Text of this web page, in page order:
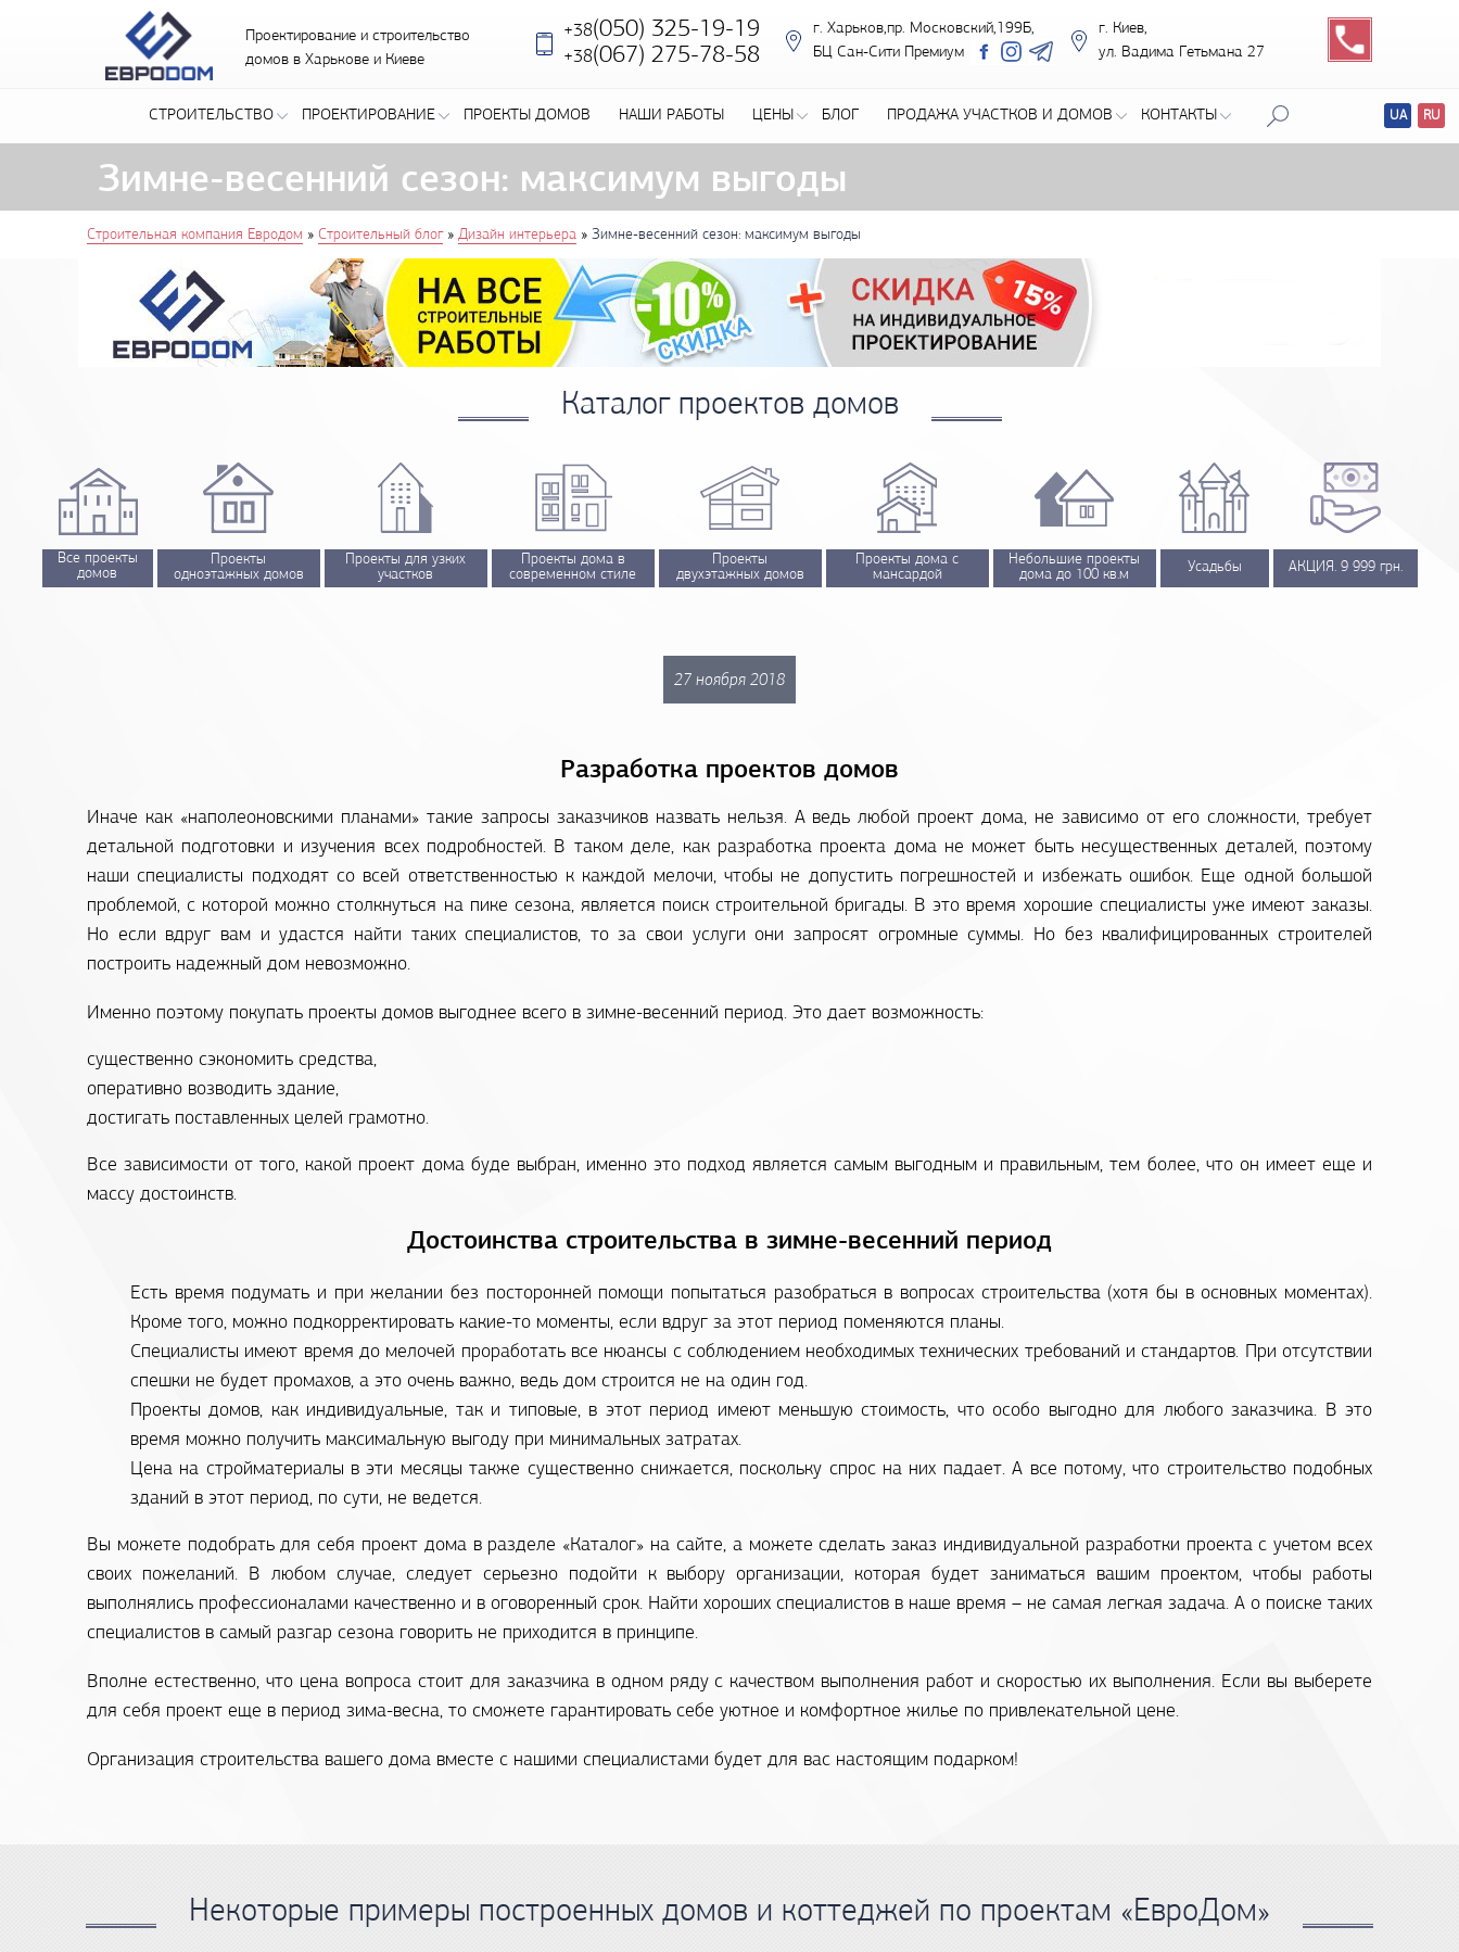
Проектирование и строительство
домов в Харькове и Киеве
+38(050) 325-19-19
+38‎(067) 275-78-58
г. Харьков,пр. Московский,199Б,
БЦ Сан-Сити Премиум
г. Киев,
ул. Вадима Гетьмана 27
СТРОИТЕЛЬСТВО ПРОЕКТИРОВАНИЕ ПРОЕКТЫ ДОМОВ НАШИ РАБОТЫ ЦЕНЫ БЛОГ ПРОДАЖА УЧАСТКОВ И ДОМОВ КОНТАКТЫ
Зимне-весенний сезон: максимум выгоды
Строительная компания Евродом » Строительный блог » Дизайн интерьера » Зимне-весенний сезон: максимум выгоды
Каталог проектов домов
Все проекты
домов
Проекты
одноэтажных домов
Проекты для узких
участков
Проекты дома в
современном стиле
Проекты
двухэтажных домов
Проекты дома с
мансардой
Небольшие проекты
дома до 100 кв.м
Усадьбы АКЦИЯ. 9 999 грн.
27 ноября 2018
Разработка проектов домов
Иначе как «наполеоновскими планами» такие запросы заказчиков назвать нельзя. А ведь любой проект дома, не зависимо от его сложности, требует
детальной подготовки и изучения всех подробностей. В таком деле, как разработка проекта дома не может быть несущественных деталей, поэтому
наши специалисты подходят со всей ответственностью к каждой мелочи, чтобы не допустить погрешностей и избежать ошибок. Еще одной большой
проблемой, с которой можно столкнуться на пике сезона, является поиск строительной бригады. В это время хорошие специалисты уже имеют заказы.
Но если вдруг вам и удастся найти таких специалистов, то за свои услуги они запросят огромные суммы. Но без квалифицированных строителей
построить надежный дом невозможно.
Именно поэтому покупать проекты домов выгоднее всего в зимне-весенний период. Это дает возможность:
существенно сэкономить средства,
оперативно возводить здание,
достигать поставленных целей грамотно.
Все зависимости от того, какой проект дома буде выбран, именно это подход является самым выгодным и правильным, тем более, что он имеет еще и
массу достоинств.
Достоинства строительства в зимне-весенний период
Есть время подумать и при желании без посторонней помощи попытаться разобраться в вопросах строительства (хотя бы в основных моментах).
Кроме того, можно подкорректировать какие-то моменты, если вдруг за этот период поменяются планы.
Специалисты имеют время до мелочей проработать все нюансы с соблюдением необходимых технических требований и стандартов. При отсутствии
спешки не будет промахов, а это очень важно, ведь дом строится не на один год.
Проекты домов, как индивидуальные, так и типовые, в этот период имеют меньшую стоимость, что особо выгодно для любого заказчика. В это
время можно получить максимальную выгоду при минимальных затратах.
Цена на стройматериалы в эти месяцы также существенно снижается, поскольку спрос на них падает. А все потому, что строительство подобных
зданий в этот период, по сути, не ведется.
Вы можете подобрать для себя проект дома в разделе «Каталог» на сайте, а можете сделать заказ индивидуальной разработки проекта с учетом всех
своих пожеланий. В любом случае, следует серьезно подойти к выбору организации, которая будет заниматься вашим проектом, чтобы работы
выполнялись профессионалами качественно и в оговоренный срок. Найти хороших специалистов в наше время – не самая легкая задача. А о поиске таких
специалистов в самый разгар сезона говорить не приходится в принципе.
Вполне естественно, что цена вопроса стоит для заказчика в одном ряду с качеством выполнения работ и скоростью их выполнения. Если вы выберете
для себя проект еще в период зима-весна, то сможете гарантировать себе уютное и комфортное жилье по привлекательной цене.
Организация строительства вашего дома вместе с нашими специалистами будет для вас настоящим подарком!
Некоторые примеры построенных домов и коттеджей по проектам «ЕвроДом»
Перевод
UA RU